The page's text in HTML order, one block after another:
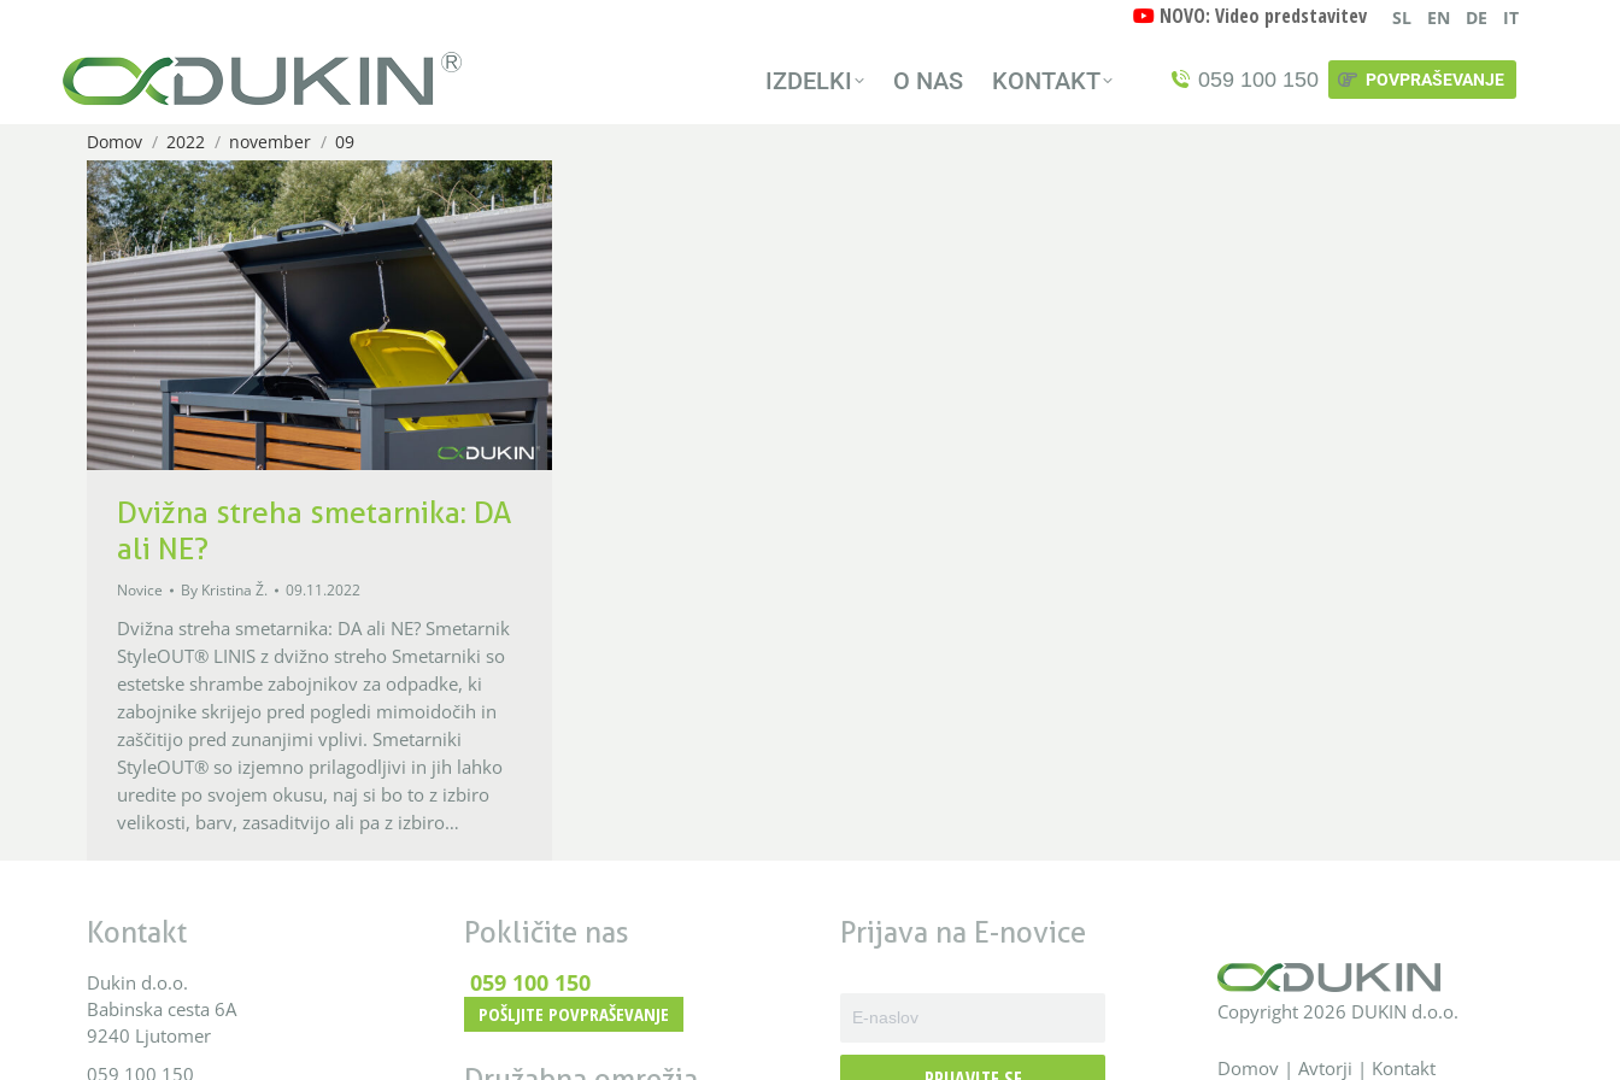
NOVO: Video predstavitev SL EN DE IT
IZDELKI O NAS KONTAKT 059 100 150 POVPRAŠEVANJE
You are here:
Domov 2022 november 09
Dvižna streha smetarnika: DA
ali NE?
Novice By Kristina Ž. 09.11.2022
Dvižna streha smetarnika: DA ali NE? Smetarnik
StyleOUT® LINIS z dvižno streho Smetarniki so
estetske shrambe zabojnikov za odpadke, ki
zabojnike skrijejo pred pogledi mimoidočih in
zaščitijo pred zunanjimi vplivi. Smetarniki
StyleOUT® so izjemno prilagodljivi in jih lahko
uredite po svojem okusu, naj si bo to z izbiro
velikosti, barv, zasaditvijo ali pa z izbiro…
Kontakt
Dukin d.o.o.
Babinska cesta 6A
9240 Ljutomer
059 100 150
Pokličite nas
059 100 150
POŠLJITE POVPRAŠEVANJE
Prijava na E-novice
Copyright 2026 DUKIN d.o.o.
Domov| Avtorji | Kontakt